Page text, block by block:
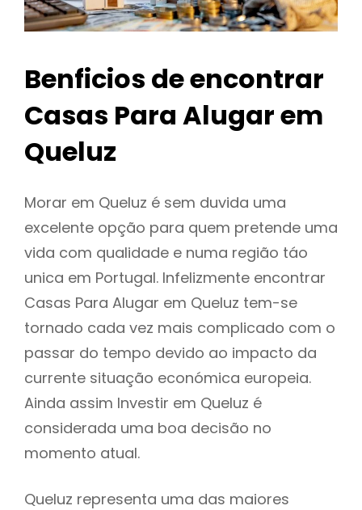
Benficios de encontrar
Casas Para Alugar em
Queluz
Morar em Queluz é sem duvida uma
excelente opção para quem pretende uma
vida com qualidade e numa região táo
unica em Portugal. Infelizmente encontrar
Casas Para Alugar em Queluz tem-se
tornado cada vez mais complicado com o
passar do tempo devido ao impacto da
currente situação económica europeia.
Ainda assim Investir em Queluz é
considerada uma boa decisão no
momento atual.
Queluz representa uma das maiores